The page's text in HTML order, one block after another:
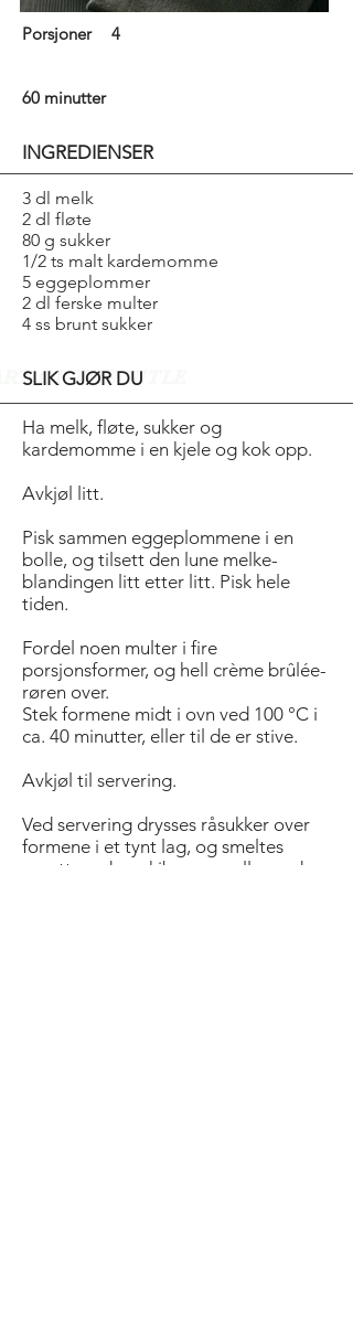
Porsjoner 4
60 minutter
INGREDIENSER
3 dl melk
2 dl fløte
80 g sukker
1/2 ts malt kardemomme
5 eggeplommer
2 dl ferske multer
4 ss brunt sukker
OF THE TITLE
SLIK GJØR DU
Ha melk, fløte, sukker og
kardemomme i en kjele og kok opp.
Avkjøl litt.
Pisk sammen eggeplommene i en
bolle, og tilsett den lune melke-
blandingen litt etter litt. Pisk hele
tiden.
Fordel noen multer i fire
porsjonsformer, og hell crème brûlée-
røren over.
Stek formene midt i ovn ved 100 °C i
ca. 40 minutter, eller til de er stive.
Avkjøl til servering.
Ved servering drysses råsukker over
formene i et tynt lag, og smeltes
sprøtt med en skibrenner, eller under